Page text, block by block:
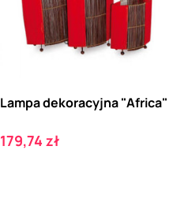
Lampa dekoracyjna "Africa"
Cena
179,74 zł